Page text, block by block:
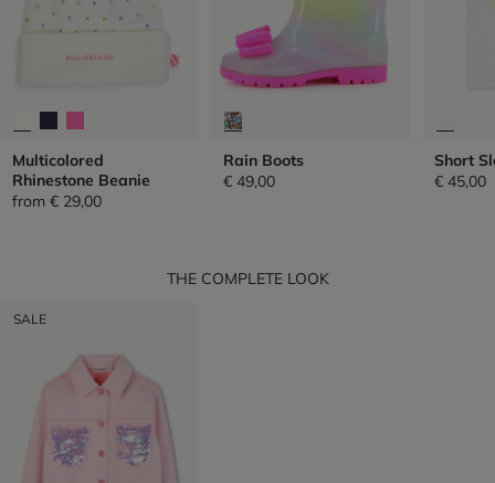
Multicolored
Rhinestone Beanie
from € 29,00
Rain Boots
€ 49,00
Short
€ 45,00
THE COMPLETE LOOK
SALE